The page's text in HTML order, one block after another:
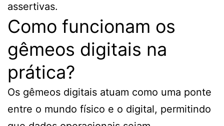
assertivas.
Como funcionam os
gêmeos digitais na
prática?
Os gêmeos digitais atuam como uma ponte
entre o mundo físico e o digital, permitindo